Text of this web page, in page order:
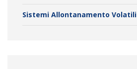
Sistemi Allontanamento Volatili